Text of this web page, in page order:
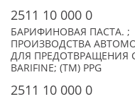
2511 10 000 0
БАРИФИНОВАЯ ПАСТА. ;
ПРОИЗВОДСТВА
ДЛЯ ПРЕДОТВРАЩЕНИЯ
BARIFINE; (TM) PPG
2511 10 000 0